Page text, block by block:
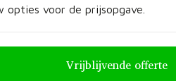
opties voor de prijsopgave.
Vrijblijvende offerte